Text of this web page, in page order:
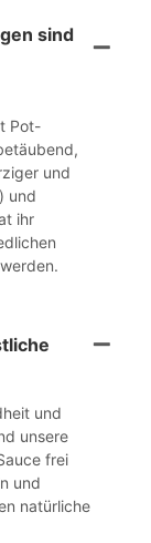
sind
Pot-
und
und
ihr
und
unsere
frei
und
natürliche